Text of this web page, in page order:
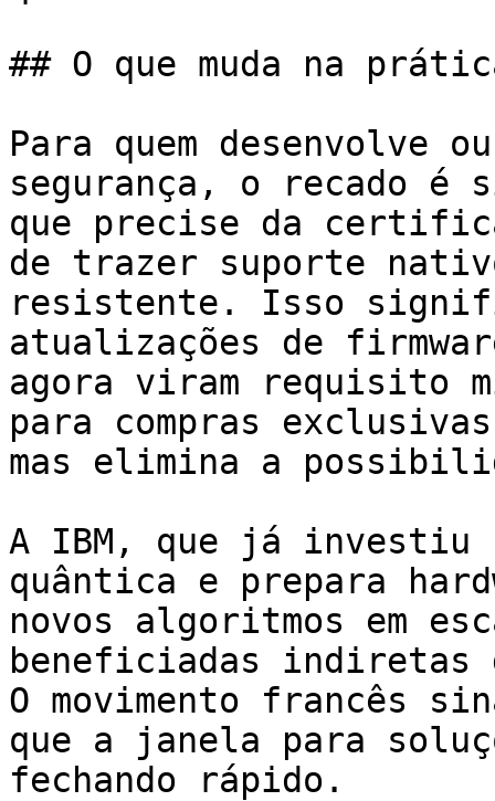
## O que muda na
Para quem desenvolve
segurança, o recado é
que precise da
de trazer suporte
resistente. Isso
atualizações de
agora viram requisito
para compras
mas elimina a
A IBM, que já investiu
quântica e prepara
novos algoritmos em
beneficiadas
O movimento francês
que a janela para
fechando rápido.